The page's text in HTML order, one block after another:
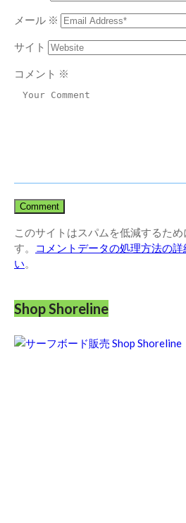
メール ※
サイト
コメント ※
このサイトはスパムを低減するた
す。
コメントデータの処理方法の
い
Shop Shoreline